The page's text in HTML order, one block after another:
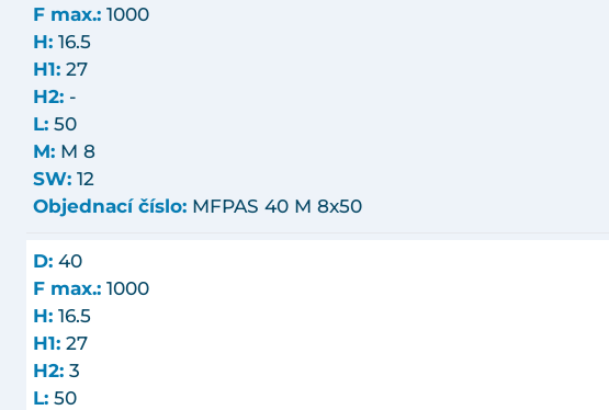
F max.: 1000
H: 16.5
H1: 27
H2: -
L: 50
M: M 8
SW: 12
Objednací číslo: MFPAS 40 M 8x50
D: 40
F max.: 1000
H: 16.5
H1: 27
H2: 3
L: 50